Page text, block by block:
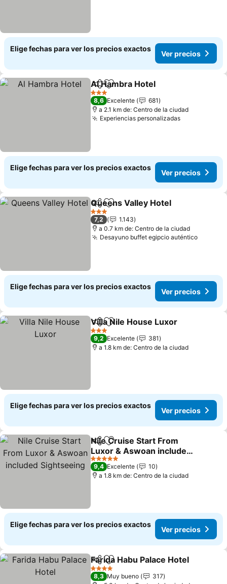
Elige fechas para ver los precios exactos
Ver precios
CompartirAgregar a favoritos
Al Hambra Hotel
3 Estrellas
8,6 Excelente
681
a 2.1 km de: Centro de la ciudad
Experiencias personalizadasVer precios
Elige fechas para ver los precios exactos
Ver precios
CompartirAgregar a favoritos
Queens Valley Hotel
3 Estrellas
7,2
1.143
a 0.7 km de: Centro de la ciudad
Desayuno buffet egipcio auténticoVer
Elige fechas para ver los precios exactos
Ver precios
CompartirAgregar a favoritos
Villa Nile House Luxor
3 Estrellas
9,2 Excelente
381
a 1.8 km de: Centro de la ciudad
Elige fechas para ver los precios exactos
Ver precios
CompartirAgregar a favoritos
Nile Cruise Start From
Luxor & Aswoan included
Sightseeing
Ver precios
5 Estrellas
9,4 Excelente
10
a 1.8 km de: Centro de la ciudad
Elige fechas para ver los precios exactos
Ver precios
CompartirAgregar a favoritos
Farida Habu Palace Hotel
4 Estrellas
8,3 Muy bueno
317